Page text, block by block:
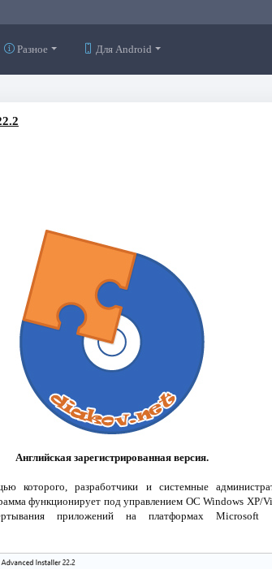
Разное Для Android
Английская зарегистрированная версия.
которого, разработчики и системные
функционирует под управлением ОС Windows XP/
приложений на платформах Microsoft